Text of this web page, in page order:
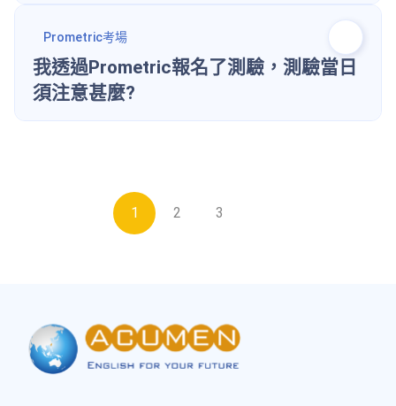
Prometric考場
我透過Prometric報名了測驗，測驗當日
須注意甚麼?
1 2 3